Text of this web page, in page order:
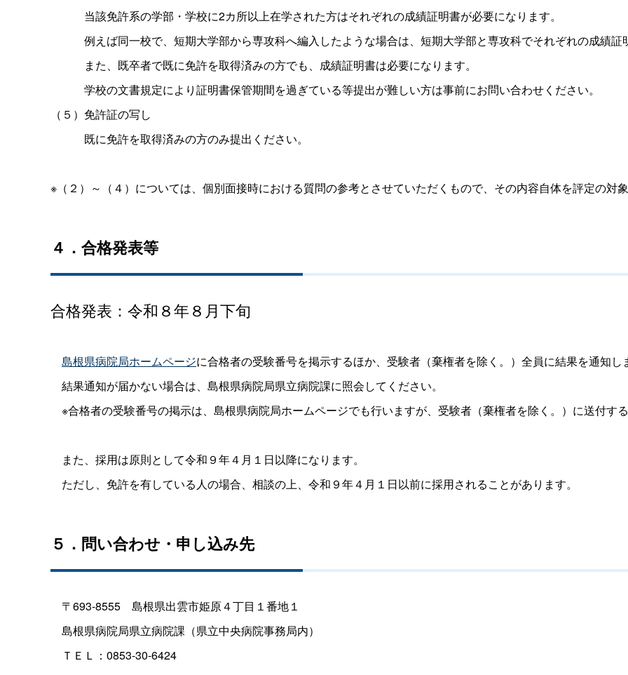
当該免許系の学部・学校に2カ所以上在学された方はそれぞれの成績証明書が必要になります。
例えば同一校で、短期大学部から専攻科へ編入したような場合は、短期大学部と専攻科でそれぞれの成績証
また、既卒者で既に免許を取得済みの方でも、成績証明書は必要になります。
学校の文書規定により証明書保管期間を過ぎている等提出が難しい方は事前にお問い合わせください。
（５）免許証の写し
既に免許を取得済みの方のみ提出ください。
※（２）～（４）については、個別面接時における質問の参考とさせていただくもので、その内容自体を評定の対
４．合格発表等
合格発表：令和８年８月下旬
島根県病院局ホームページに合格者の受験番号を掲示するほか、受験者（棄権者を除く。）全員に結果を通知し
結果通知が届かない場合は、島根県病院局県立病院課に照会してください。
※合格者の受験番号の掲示は、島根県病院局ホームページでも行いますが、受験者（棄権者を除く。）に送付す
また、採用は原則として令和９年４月１日以降になります。
ただし、免許を有している人の場合、相談の上、令和９年４月１日以前に採用されることがあります。
５．問い合わせ・申し込み先
〒693-8555 島根県出雲市姫原４丁目１番地１
島根県病院局県立病院課（県立中央病院事務局内）
ＴＥＬ：0853-30-6424